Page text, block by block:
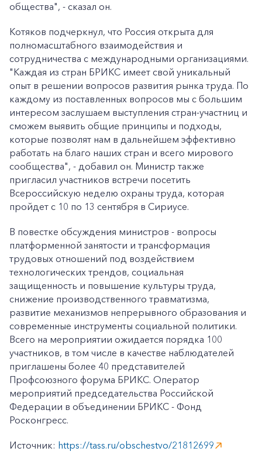
общества", - сказал он.
Котяков подчеркнул, что Россия открыта для
полномасштабного взаимодействия и
сотрудничества с международными организациями.
"Каждая из стран БРИКС имеет свой уникальный
опыт в решении вопросов развития рынка труда. По
каждому из поставленных вопросов мы с большим
интересом заслушаем выступления стран-участниц и
сможем выявить общие принципы и подходы,
которые позволят нам в дальнейшем эффективно
работать на благо наших стран и всего мирового
сообщества", - добавил он. Министр также
пригласил участников встречи посетить
Всероссийскую неделю охраны труда, которая
пройдет с 10 по 13 сентября в Сириусе.
В повестке обсуждения министров - вопросы
платформенной занятости и трансформация
трудовых отношений под воздействием
технологических трендов, социальная
защищенность и повышение культуры труда,
снижение производственного травматизма,
развитие механизмов непрерывного образования и
современные инструменты социальной политики.
Всего на мероприятии ожидается порядка 100
участников, в том числе в качестве наблюдателей
приглашены более 40 представителей
Профсоюзного форума БРИКС. Оператор
мероприятий председательства Российской
Федерации в объединении БРИКС - Фонд
Росконгресс.
Источник: https://tass.ru/obschestvo/21812699